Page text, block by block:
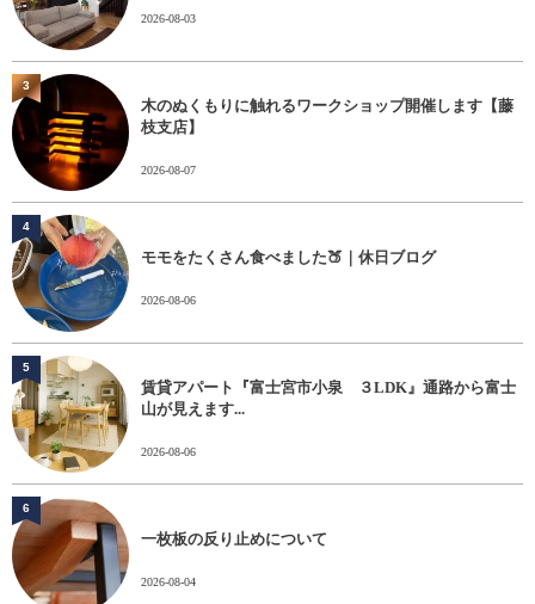
2026-08-03
木のぬくもりに触れるワークショップ開催します【藤
枝支店】
2026-08-07
3
モモをたくさん食べました🍑｜休日ブログ
2026-08-06
4
賃貸アパート『富士宮市小泉 ３LDK』通路から富士
山が見えます...
2026-08-06
5
一枚板の反り止めについて
2026-08-04
6